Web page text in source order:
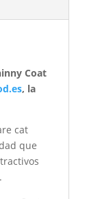
Coat
, la
cat
que